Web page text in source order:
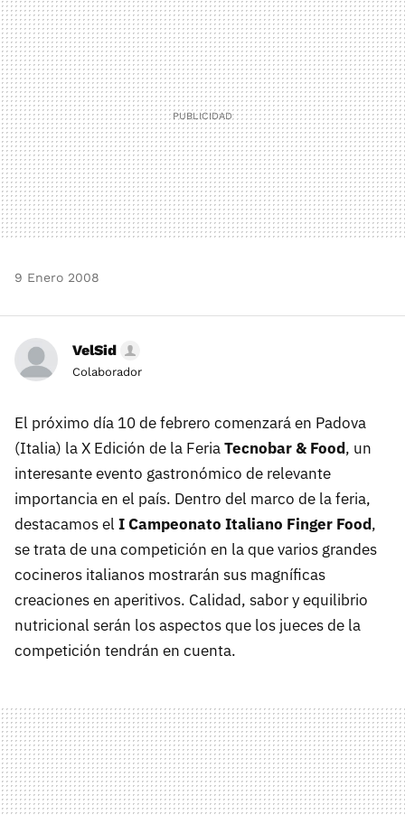
MAIL
9 Enero 2008
VelSid
Colaborador
El próximo día 10 de febrero comenzará en Padova
(Italia) la X Edición de la FeriaTecnobar & Food, un
interesante evento gastronómico de relevante
importancia en el país. Dentro del marco de la feria,
destacamos el I Campeonato Italiano Finger Food,
se trata de una competición en la que varios grandes
cocineros italianos mostrarán sus magníficas
creaciones en aperitivos. Calidad, sabor y equilibrio
nutricional serán los aspectos que los jueces de la
competición tendrán en cuenta.